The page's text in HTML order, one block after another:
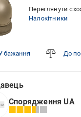
Переглянути
Налокітники
бажання До
Спорядження UA